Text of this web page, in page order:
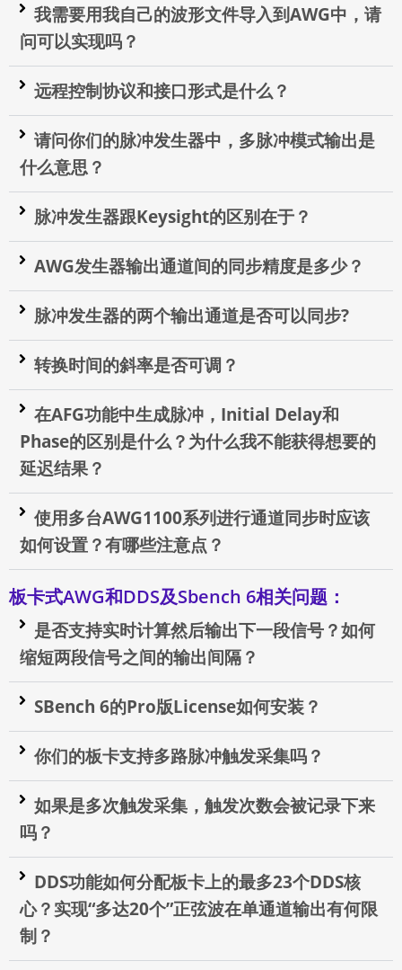
我需要用我自己的波形文件导入到AWG中，请
问可以实现吗？
远程控制协议和接口形式是什么？
请问你们的脉冲发生器中，多脉冲模式输出是
什么意思？
脉冲发生器跟Keysight的区别在于？
AWG发生器输出通道间的同步精度是多少？
脉冲发生器的两个输出通道是否可以同步?
转换时间的斜率是否可调？
在AFG功能中生成脉冲，Initial Delay和
Phase的区别是什么？为什么我不能获得想要的
延迟结果？
使用多台AWG1100系列进行通道同步时应该
如何设置？有哪些注意点？
板卡式AWG和DDS及Sbench 6相关问题：
是否支持实时计算然后输出下一段信号？如何
缩短两段信号之间的输出间隔？
SBench 6的Pro版License如何安装？
你们的板卡支持多路脉冲触发采集吗？
如果是多次触发采集，触发次数会被记录下来
吗？
DDS功能如何分配板卡上的最多23个DDS核
心？实现“多达20个”正弦波在单通道输出有何限
制？